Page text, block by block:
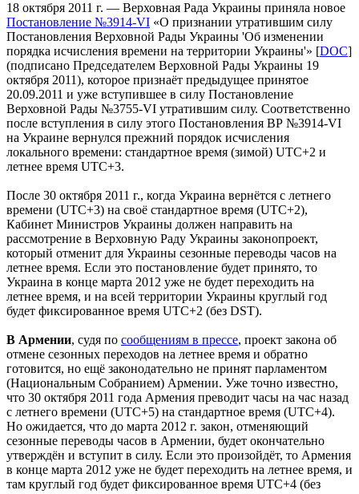
18 октября 2011 г. — Верховная Рада Украины приняла новое
Постановление №3914-VI «О признании утратившим силу
Постановления Верховной Рады Украины 'Об изменении
порядка исчисления времени на территории Украины'» [DOC]
(подписано Председателем Верховной Рады Украины 19
октября 2011), которое признаёт предыдущее принятое
20.09.2011 и уже вступившее в силу Постановление
Верховной Рады №3755-VI утратившим силу. Соответственно
после вступления в силу этого Постановления ВР №3914-VI
на Украине вернулся прежний порядок исчисления
локального времени: стандартное время (зимой) UTC+2 и
летнее время UTC+3.
После 30 октября 2011 г., когда Украина вернётся с летнего
времени (UTC+3) на своё стандартное время (UTC+2),
Кабинет Министров Украины должен направить на
рассмотрение в Верховную Раду Украины законопроект,
который отменит для Украины сезонные переводы часов на
летнее время. Если это постановление будет принято, то
Украина в конце марта 2012 уже не будет переходить на
летнее время, и на всей территории Украины круглый год
будет фиксированное время UTC+2 (без DST).
В Армении, судя по сообщениям в прессе, проект закона об
отмене сезонных переходов на летнее время и обратно
готовится, но ещё законодательно не принят парламентом
(Национальным Собранием) Армении. Уже точно известно,
что 30 октября 2011 года Армения преводит часы на час назад
с летнего времени (UTC+5) на стандартное время (UTC+4).
Но ожидается, что до марта 2012 г. закон, отменяющий
сезонные переводы часов в Армении, будет окончательно
утверждён и вступит в силу. Если это произойдёт, то Армения
в конце марта 2012 уже не будет переходить на летнее время, и
там круглый год будет фиксированное время UTC+4 (без